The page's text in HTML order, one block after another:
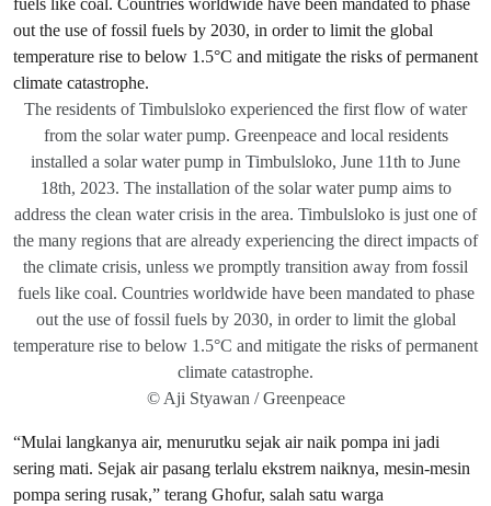
The residents of Timbulsloko experienced the first flow of water
from the solar water pump. Greenpeace and local residents
installed a solar water pump in Timbulsloko, June 11th to June
18th, 2023. The installation of the solar water pump aims to
address the clean water crisis in the area. Timbulsloko is just one of
the many regions that are already experiencing the direct impacts of
the climate crisis, unless we promptly transition away from fossil
fuels like coal. Countries worldwide have been mandated to phase
out the use of fossil fuels by 2030, in order to limit the global
temperature rise to below 1.5°C and mitigate the risks of permanent
climate catastrophe.
© Aji Styawan / Greenpeace
“Mulai langkanya air, menurutku sejak air naik pompa ini jadi
sering mati. Sejak air pasang terlalu ekstrem naiknya, mesin-mesin
pompa sering rusak,” terang Ghofur, salah satu warga